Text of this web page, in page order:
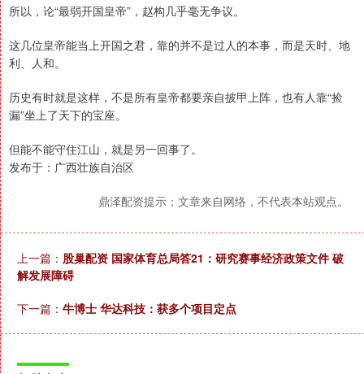
所以，论“最弱开国皇帝”，赵构几乎毫无争议。
这几位皇帝能当上开国之君，靠的并不是过人的本事，而是天时、地
利、人和。
历史有时就是这样，不是所有皇帝都要亲自披甲上阵，也有人靠“捡
漏”坐上了天下的宝座。
但能不能守住江山，就是另一回事了。
发布于：广西壮族自治区
鼎泽配资提示：文章来自网络，不代表本站观点。
上一篇： 股巢配资 国家体育总局答21：研究赛事经济政策文件 破
解发展障碍
下一篇： 牛博士 华达科技：获多个项目定点